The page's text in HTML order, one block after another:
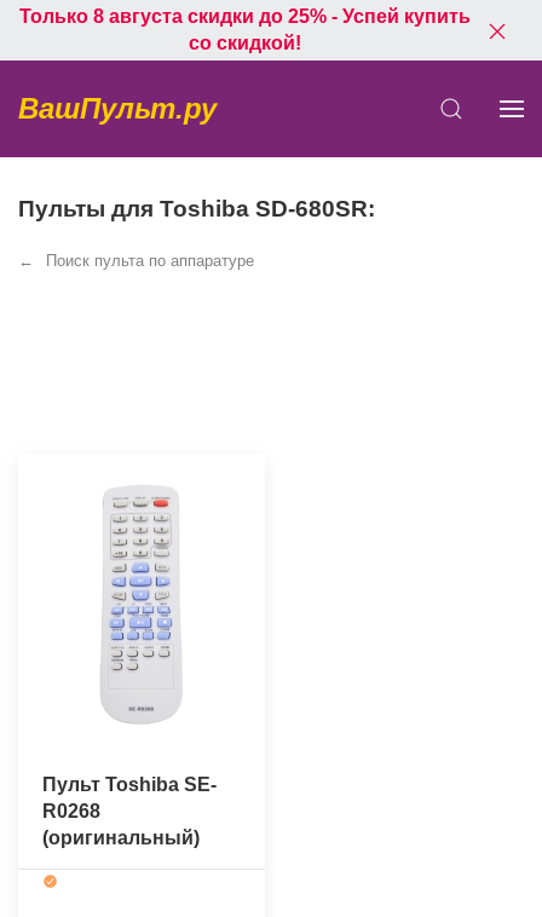
Только 8 августа скидки до 25% - Успей купить
со скидкой!
ВашПульт.ру
Пульты для Toshiba SD-680SR:
Поиск пульта по аппаратуре
Пульт Toshiba SE-
R0268
(оригинальный)